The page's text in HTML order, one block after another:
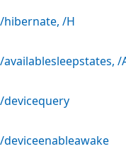
/hibernate, /H
/availablesleepstates, /
/devicequery
/deviceenableawake